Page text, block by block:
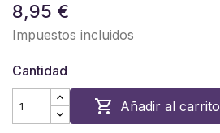
8,95 €
Impuestos incluidos
Cantidad
 Añadir al carrito